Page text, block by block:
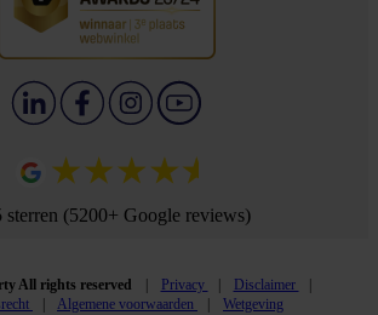
sterren (5200+ Google reviews)
All rights reserved Privacy
Disclaimer
Algemene voorwaarden Wetgeving